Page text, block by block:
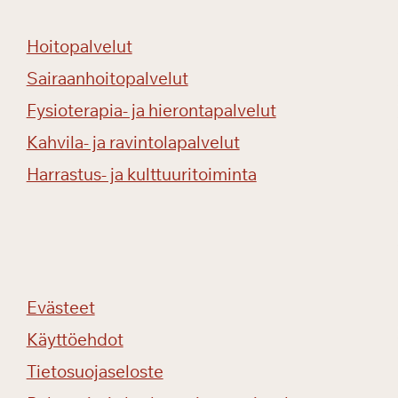
Hoitopalvelut
Sairaanhoitopalvelut
Fysioterapia- ja hierontapalvelut
Kahvila- ja ravintolapalvelut
Harrastus- ja kulttuuritoiminta
Evästeet
Käyttöehdot
Tietosuojaseloste